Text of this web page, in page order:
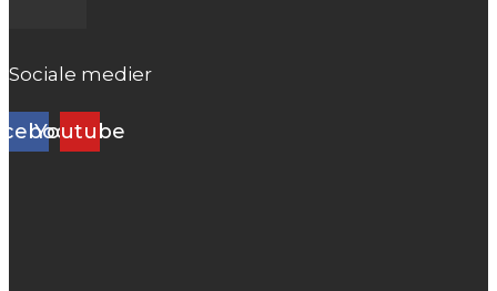
Sociale medier
Youtube